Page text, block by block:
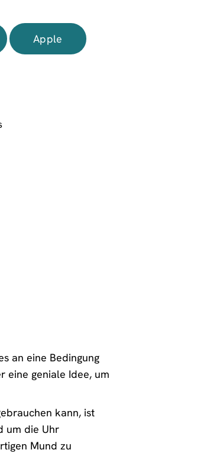
Apple
an eine Bedingung
eine geniale Idee, um
kann, ist
um die Uhr
Mund zu